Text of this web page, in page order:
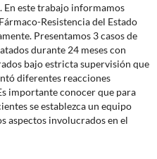
este trabajo informamos
Resistencia del Estado
Presentamos 3 casos de
durante 24 meses con
bajo estricta supervisión que
diferentes reacciones
importante conocer que para
se establezca un equipo
aspectos involucrados en el